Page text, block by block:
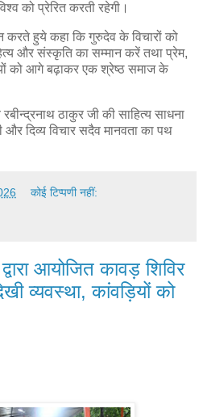
को प्रेरित करती रहेगी।
करते हुये कहा कि गुरुदेव के विचारों को
और संस्कृति का सम्मान करें तथा प्रेम,
को आगे बढ़ाकर एक श्रेष्ठ समाज के
ठाकुर जी की साहित्य साधना
दिव्य विचार सदैव मानवता का पथ
कोई टिप्पणी नहीं:
आयोजित कावड़ शिविर
व्यवस्था, कांवड़ियों को